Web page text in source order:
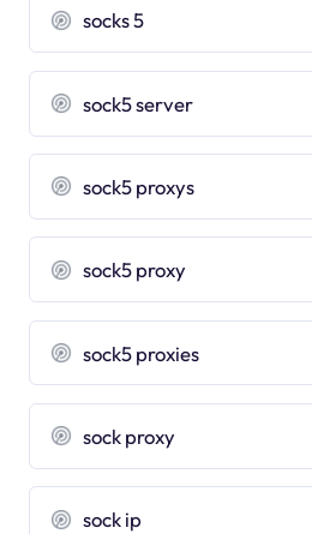
socks 5
sock5 server
sock5 proxys
sock5 proxy
sock5 proxies
sock proxy
sock ip